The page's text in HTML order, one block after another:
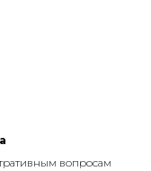
вопросам